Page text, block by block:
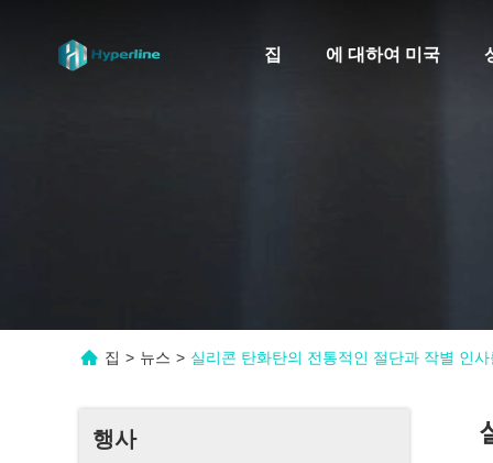
집 에 대하여 미국
집 > 뉴스 > 실리콘 탄화탄의 전통적인 절단과 작별 인
행사